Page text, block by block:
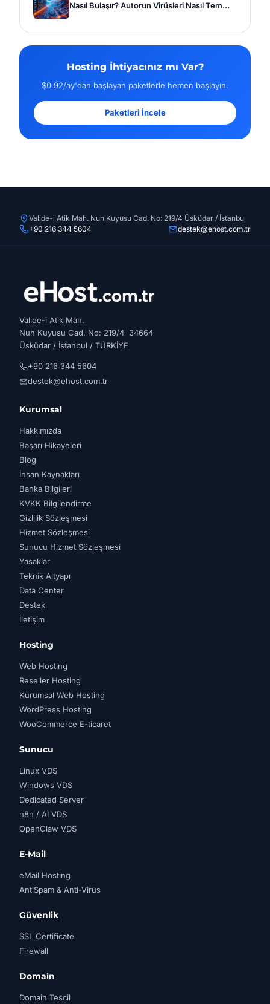
Nasıl Bulaşır? Autorun Virüsleri Nasıl Tem…
Hosting İhtiyacınız mı Var?
$0.92/ay'dan başlayan paketlerle hemen başlayın.
Paketleri İncele
Valide-i Atik Mah. Nuh Kuyusu Cad. No: 219/4 Üsküdar / İstanbul
+90 216 344 5604
destek@ehost.com.tr
Valide-i Atik Mah.
Nuh Kuyusu Cad. No: 219/4 34664
Üsküdar / İstanbul / TÜRKİYE
+90 216 344 5604
destek@ehost.com.tr
Kurumsal
Hakkımızda
Başarı Hikayeleri
Blog
İnsan Kaynakları
Banka Bilgileri
KVKK Bilgilendirme
Gizlilik Sözleşmesi
Hizmet Sözleşmesi
Sunucu Hizmet Sözleşmesi
Yasaklar
Teknik Altyapı
Data Center
Destek
İletişim
Hosting
Web Hosting
Reseller Hosting
Kurumsal Web Hosting
WordPress Hosting
WooCommerce E-ticaret
Sunucu
Linux VDS
Windows VDS
Dedicated Server
n8n / AI VDS
OpenClaw VDS
E-Mail
eMail Hosting
AntiSpam & Anti-Virüs
Güvenlik
SSL Certificate
Firewall
Domain
Domain Tescil